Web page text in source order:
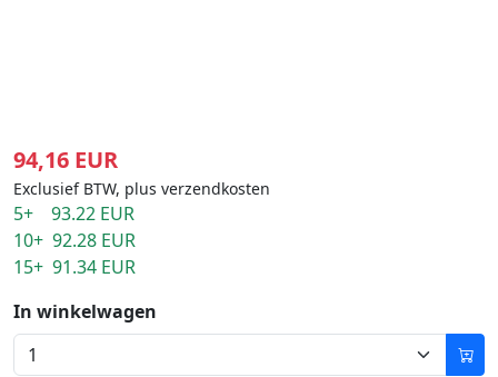
94,16 EUR
Exclusief BTW, plus verzendkosten
5+ 93.22 EUR
10+ 92.28 EUR
15+ 91.34 EUR
In winkelwagen